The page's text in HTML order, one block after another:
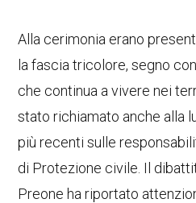
Alla cerimonia erano
la fascia tricolore, segno
che continua a vivere nei
stato richiamato anche alla
più recenti sulle
di Protezione civile. Il
Preone ha riportato